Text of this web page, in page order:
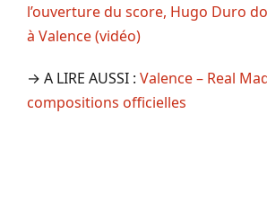
l’ouverture du score, Hugo Duro
à Valence (vidéo)
→ A LIRE AUSSI : Valence – Real
compositions officielles